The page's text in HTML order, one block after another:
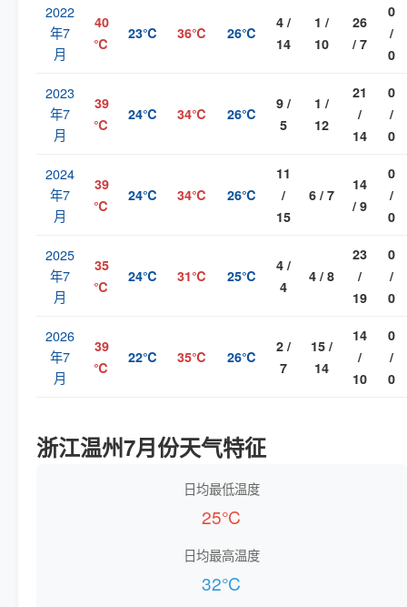
2022
年7
月
40
℃
23℃ 36℃ 26℃
4 /
14
1 /
10
26
/ 7
0
/
0
2023
年7
月
39
℃
24℃ 34℃ 26℃
9 /
5
1 /
12
21
/
14
0
/
0
2024
年7
月
39
℃
24℃ 34℃ 26℃
11
/
15
6 / 7
14
/ 9
0
/
0
2025
年7
月
35
℃
24℃ 31℃ 25℃
4 /
4
4 / 8
23
/
19
0
/
0
2026
年7
月
39
℃
22℃ 35℃ 26℃
2 /
7
15 /
14
14
/
10
0
/
0
浙江温州7月份天气特征
日均最低温度
25℃
日均最高温度
32℃